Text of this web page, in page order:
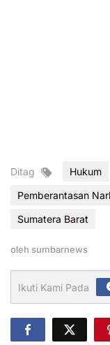
Ditag Hukum
Pemberantasan
Sumatera Barat
oleh sumbarnews
Ikuti Kami Pada